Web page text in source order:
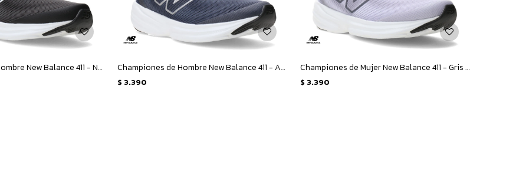
Championes de Hombre New Balance 411 - Negro Championes de Hombre New Balance 411 - Azul
$ 3.390
Championes de Mujer New Balance 411 - Gris - Violeta
$ 3.390